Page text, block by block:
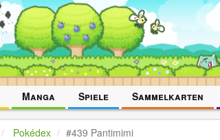
Manga Spiele Sammelkarten
Pokédex #439 Pantimimi